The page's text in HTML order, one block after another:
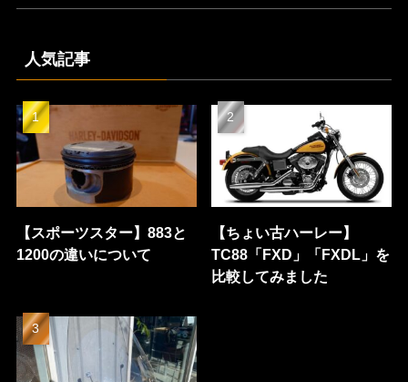
人気記事
【スポーツスター】883と
1200の違いについて
【ちょい古ハーレー】
TC88「FXD」「FXDL」を
比較してみました